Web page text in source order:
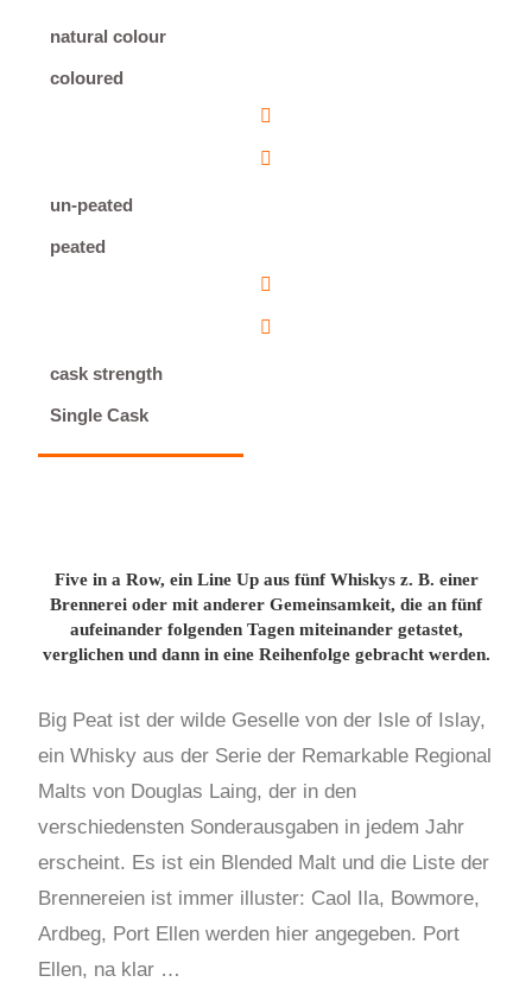
natural colour
coloured
un-peated
peated
cask strength
Single Cask
Five in a Row, ein Line Up aus fünf Whiskys z. B. einer
Brennerei oder mit anderer Gemeinsamkeit, die an fünf
aufeinander folgenden Tagen miteinander getastet,
verglichen und dann in eine Reihenfolge gebracht werden.
Big Peat ist der wilde Geselle von der Isle of Islay,
ein Whisky aus der Serie der Remarkable Regional
Malts von Douglas Laing, der in den
verschiedensten Sonderausgaben in jedem Jahr
erscheint. Es ist ein Blended Malt und die Liste der
Brennereien ist immer illuster: Caol Ila, Bowmore,
Ardbeg, Port Ellen werden hier angegeben. Port
Ellen, na klar …